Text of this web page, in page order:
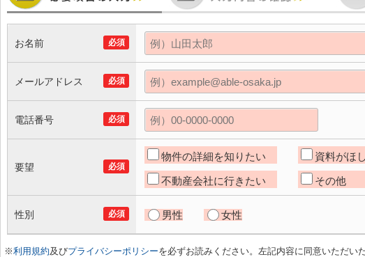
必須
お名前
必須
メールアドレス
必須
電話番号
必須
要望
物件の詳細を知りたい 資料がほ
不動産会社に行きたい その他
必須
性別 男性 女性
※利用規約及びプライバシーポリシーを必ずお読みください。左記内容に同意いただい